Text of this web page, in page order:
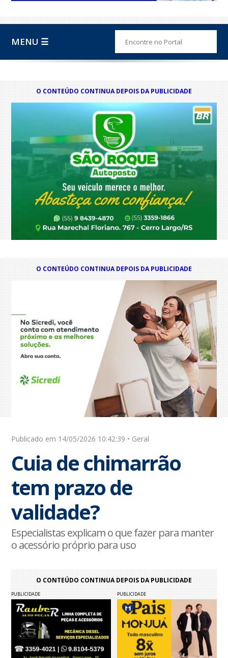
MENU ☰
O CONTEÚDO CONTINUA DEPOIS DA PUBLICIDADE
O CONTEÚDO CONTINUA DEPOIS DA PUBLICIDADE
Publicado em 14/05/2026 10:42:39 • Geral
Cuia de chimarrão
tem prazo de
validade?
Especialistas explicam o que fazer para manter
o acessório próprio para uso
O CONTEÚDO CONTINUA DEPOIS DA PUBLICIDADE
PUBLICIDADE PUBLICIDADE